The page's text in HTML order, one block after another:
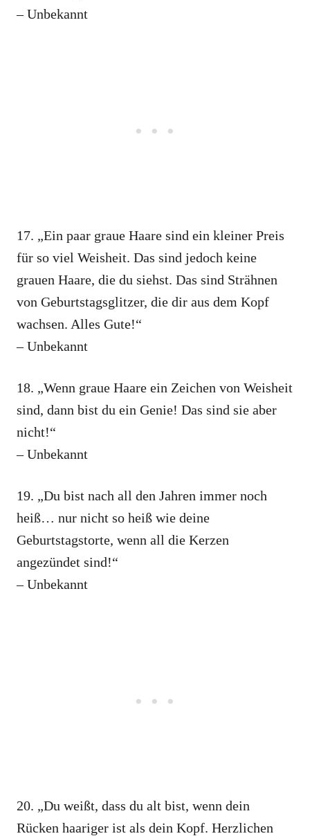
– Unbekannt
17. „Ein paar graue Haare sind ein kleiner Preis
für so viel Weisheit. Das sind jedoch keine
grauen Haare, die du siehst. Das sind Strähnen
von Geburtstagsglitzer, die dir aus dem Kopf
wachsen. Alles Gute!“
– Unbekannt
18. „Wenn graue Haare ein Zeichen von Weisheit
sind, dann bist du ein Genie! Das sind sie aber
nicht!“
– Unbekannt
19. „Du bist nach all den Jahren immer noch
heiß… nur nicht so heiß wie deine
Geburtstagstorte, wenn all die Kerzen
angezündet sind!“
– Unbekannt
20. „Du weißt, dass du alt bist, wenn dein
Rücken haariger ist als dein Kopf. Herzlichen